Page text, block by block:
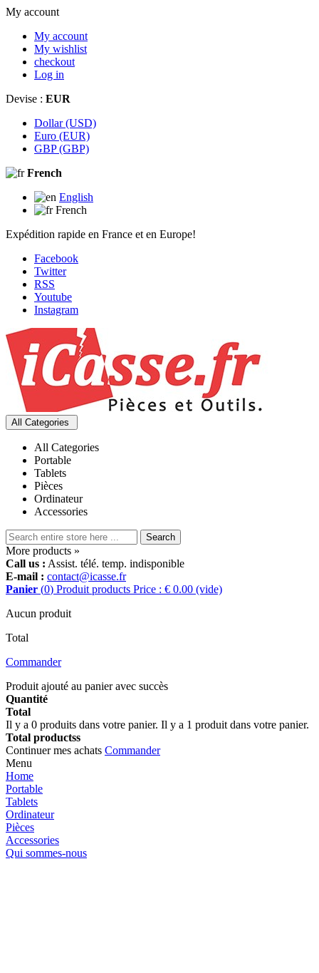
My account
My account
My wishlist
checkout
Log in
Devise : EUR
Dollar (USD)
Euro (EUR)
GBP (GBP)
French
English
French
Expédition rapide en France et en Europe!
Facebook
Twitter
RSS
Youtube
Instagram
All Categories
All Categories
Portable
Tablets
Pièces
Ordinateur
Accessories
Search
More products »
Call us : Assist. télé. temp. indisponible
E-mail : contact@icasse.fr
Panier (0) Produit products Price : € 0.00 (vide)
Aucun produit
Total
Commander
Produit ajouté au panier avec succès
Quantité
Total
Il y a 0 produits dans votre panier. Il y a 1 produit dans votre panier.
Total productss
Continuer mes achats Commander
Menu
Home
Portable
Tablets
Ordinateur
Pièces
Accessories
Qui sommes-nous